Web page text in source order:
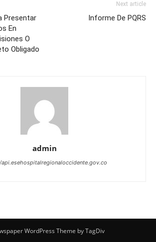
Presentar
En
O
Obligado
Next article
Informe De PQRS
admin
WordPress Theme by TagDiv